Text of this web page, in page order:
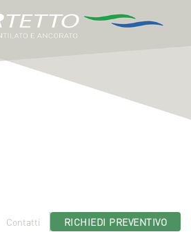
Contatti RICHIEDI PREVENTIVO